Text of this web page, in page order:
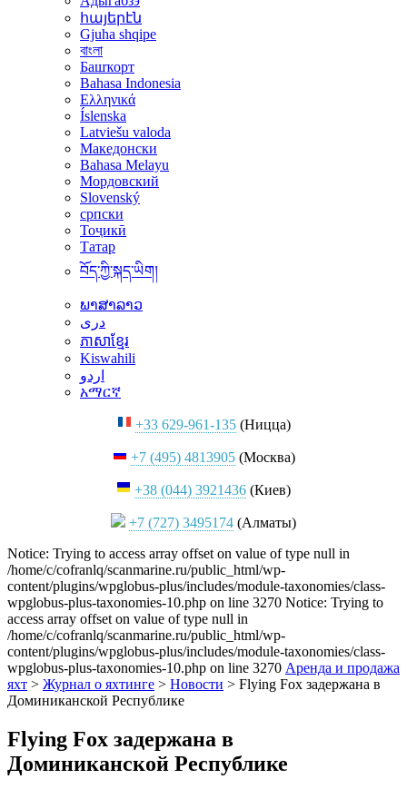
հայերէն
Gjuha shqipe
বাংলা
Башҡорт
Bahasa Indonesia
Ελληνικά
Íslenska
Latviešu valoda
Македонски
Bahasa Melayu
Мордовский
Slovenský
српски
Тоҷикӣ
Татар
བོད་ཀྱི་སྐད་ཡིག།
ພາສາລາວ
دری
ភាសាខ្មែរ
Kiswahili
اردو
አማርኛ
+33 629-961-135(Ницца)
+7 (495) 4813905(Москва)
+38 (044) 3921436 (Киев)
+7 (727) 3495174 (Алматы)
Notice: Trying to access array offset on value of type null in
/home/c/cofranlq/scanmarine.ru/public_html/wp-
content/plugins/wpglobus-plus/includes/module-taxonomies/class-
wpglobus-plus-taxonomies-10.php on line 3270 Notice: Trying to
access array offset on value of type null in
/home/c/cofranlq/scanmarine.ru/public_html/wp-
content/plugins/wpglobus-plus/includes/module-taxonomies/class-
wpglobus-plus-taxonomies-10.php on line 3270 Аренда и продажа
яхт > Журнал о яхтинге > Новости > Flying Fox задержана в
Доминиканской Республике
Flying Fox задержана в
Доминиканской Республике